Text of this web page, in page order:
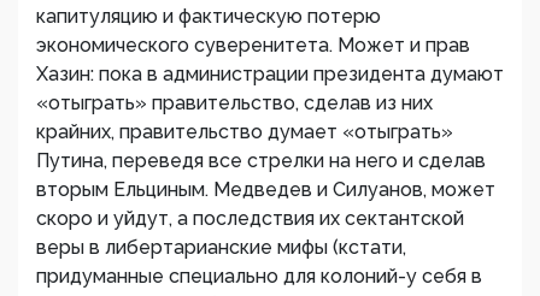
капитуляцию и фактическую потерю
экономического суверенитета. Может и прав
Хазин: пока в администрации президента думают
«отыграть» правительство, сделав из них
крайних, правительство думает «отыграть»
Путина, переведя все стрелки на него и сделав
вторым Ельциным. Медведев и Силуанов, может
скоро и уйдут, а последствия их сектантской
веры в либертарианские мифы (кстати,
придуманные специально для колоний-у себя в